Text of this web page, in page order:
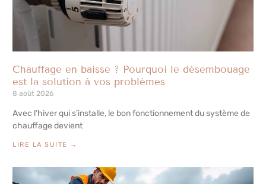
Chauffage en baisse ? Pourquoi le désembouage
est la solution à vos problèmes
8 août 2026
Avec l’hiver qui s’installe, le bon fonctionnement du système de
chauffage devient
LIRE LA SUITE →